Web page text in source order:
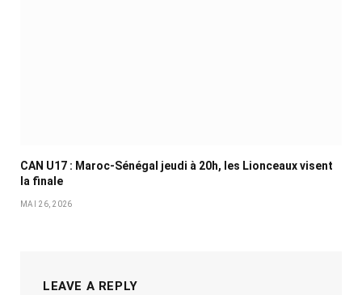
CAN U17 : Maroc-Sénégal jeudi à 20h, les Lionceaux visent
la finale
MAI 26, 2026
LEAVE A REPLY